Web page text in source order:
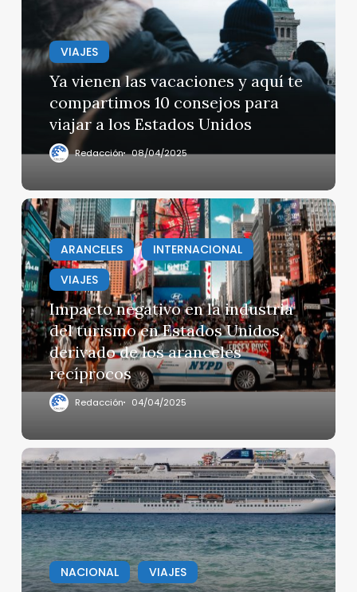
vacaciones
aquí
te
compartimos
consejos
a
los
Estados
Unidos
VIAJES
Ya vienen las vacaciones y aquí te
compartimos 10 consejos para
viajar a los Estados Unidos
Redacción 08/04/2025
Impacto
negativo
en
la
industria
del
turismo
en
Estados
Unidos,
derivado
los
aranceles
recíprocos
ARANCELES
INTERNACIONAL
VIAJES
Impacto negativo en la industria
del turismo en Estados Unidos,
derivado de los aranceles
recíprocos
Redacción 04/04/2025
Polémica
sobre
Nuevas
Tarifas
en
Cruceros
NACIONAL
VIAJES